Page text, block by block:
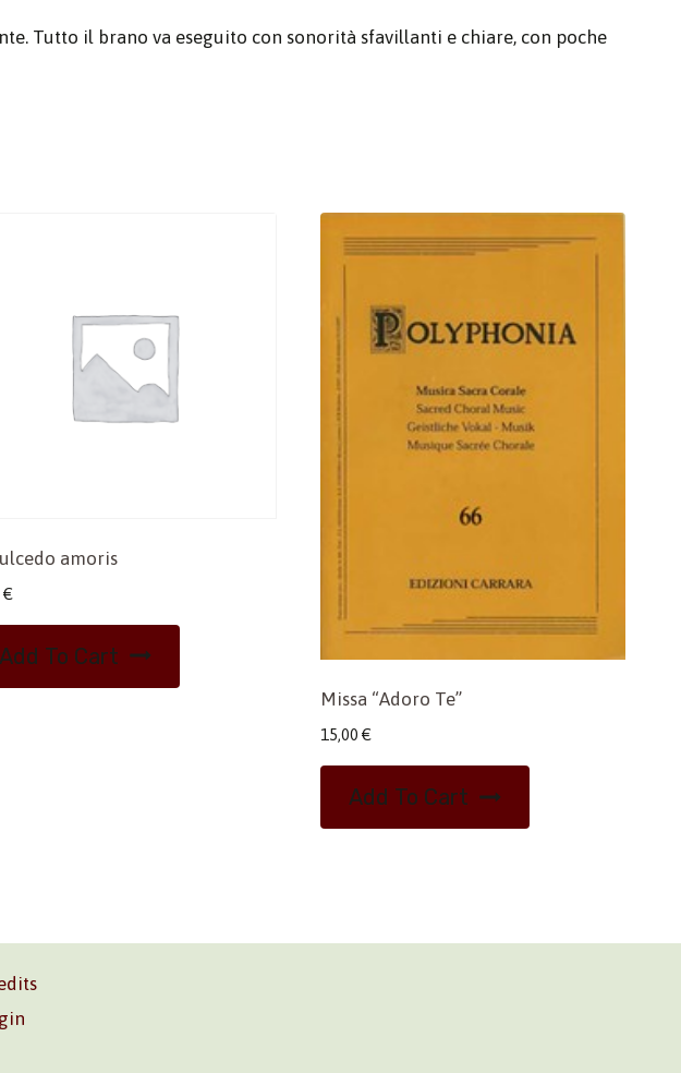
Tutto il brano va eseguito con sonorità sfavillanti e chiare, con poche
amoris
€
Add To Cart
Missa “Adoro Te”
15,00 €
Add To Cart